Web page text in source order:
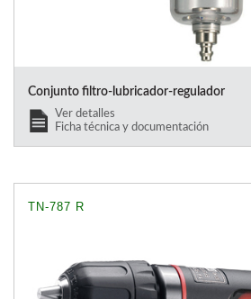
Conjunto filtro-lubricador-regulador
Ver detalles
Ficha técnica y documentación
TN-787 R